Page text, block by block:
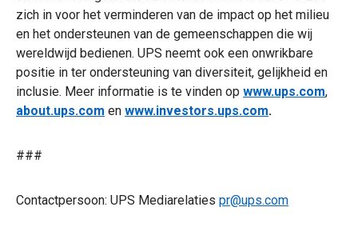
zich in voor het verminderen van de impact op het milieu
en het ondersteunen van de gemeenschappen die wij
wereldwijd bedienen. UPS neemt ook een onwrikbare
positie in ter ondersteuning van diversiteit, gelijkheid en
inclusie. Meer informatie is te vinden op www.ups.com,
about.ups.com en www.investors.ups.com.
###
Contactpersoon: UPS Mediarelaties pr@ups.com